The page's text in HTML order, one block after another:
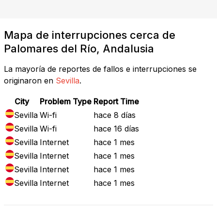
Mapa de interrupciones cerca de
Palomares del Río, Andalusia
La mayoría de reportes de fallos e interrupciones se
originaron en Sevilla.
City Problem Type Report Time
Sevilla Wi-fi
hace 8 días
Sevilla Wi-fi
hace 16 días
Sevilla Internet
hace 1 mes
Sevilla Internet
hace 1 mes
Sevilla Internet
hace 1 mes
Sevilla Internet hace 1 mes